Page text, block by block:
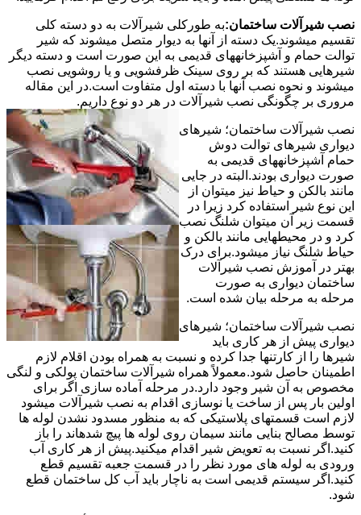
نصب شیرآلات ساختمان:به طورکلی شیرآلات به دو دسته کلی
تقسیم میشوند.یک دسته از آنها به دیوار متصل میشوند که شیر
توالت حمام و آشپزخانههای قدیمی به این صورت است و دسته دیگر
شیرهایی هستند که بر روی سینک ظرفشویی و یا روشویی نصب
میشوند و نحوه نصب آنها با دسته اول متفاوت است.در این مقاله
مروری بر چگونگی نصب شیرآلات در هر دو نوع داریم.
نصب شیرآلات ساختمان؛ شیرهای
دیواری شیرهای توالت دوش
حمام آشپزخانههای قدیمی به
صورت دیواری بودند.البته در جایی
مانند بالکن و حیاط نیز میتوان از
این نوع شیر استفاده کرد زیرا در
قسمت زیر آن میتوان شلنگ نصب
کرد و در محیطهایی مانند بالکن و
حیاط شلنگ نیاز میشود.برای درک
بهتر در آموزش نصب شیرآلات
ساختمان دیواری به صورت
مرحله به مرحله بیان شده است.
نصب شیرآلات ساختمان؛ شیرهای
دیواری پیش از هر کاری باید
شیرها را از کارتنها جدا کرده و نسبت به همراه بودن اقلام لازم
اطمینان حاصل شود.معمولاً همراه شیرآلات ساختمان پولکی و لنگی
مخصوص به آن شیر وجود دارد.در مرحله آماده سازی اگر برای
اولین بار پس از ساخت یا نوسازی اقدام به نصب شیرآلات میشود
لازم است قسمتهای پلاستیکی که به منظور مسدود نشدن لوله ها
توسط مصالح بنایی مانند سیمان روی لوله ها پیچ شدهاند را باز
کنید.اگر نسبت به تعویض شیر اقدام میکنید.پیش از هر کاری آب
ورودی به لوله های مورد نظر را در قسمت جعبه تقسیم قطع
کنید.اگر سیستم قدیمی است به ناچار باید آب کل ساختمان قطع
شود.